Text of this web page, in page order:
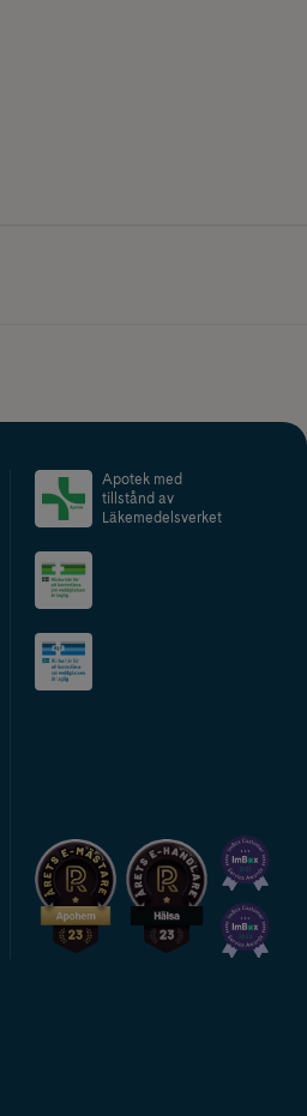
Apotek med
tillstånd av
Läkemedelsverket
2024